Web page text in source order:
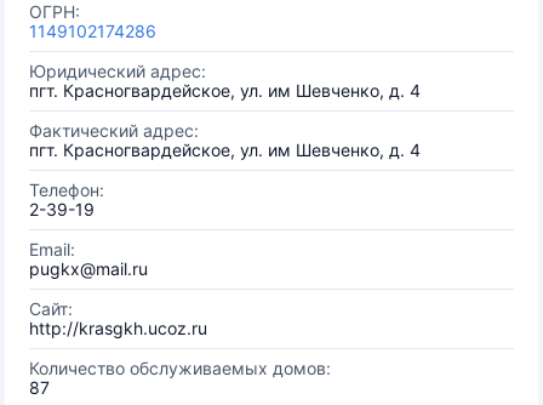
ОГРН:
1149102174286
Юридический адрес:
пгт. Красногвардейское, ул. им Шевченко, д. 4
Фактический адрес:
пгт. Красногвардейское, ул. им Шевченко, д. 4
Телефон:
2-39-19
Email:
pugkx@mail.ru
Сайт:
http://krasgkh.ucoz.ru
Количество обслуживаемых домов:
87